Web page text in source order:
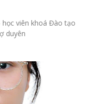
học viên khoá Đào tạo
duyên